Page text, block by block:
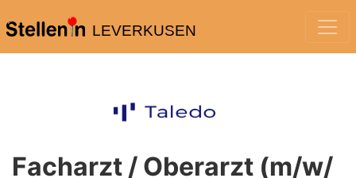
LEVERKUSEN
Facharzt / Oberarzt (m/w/